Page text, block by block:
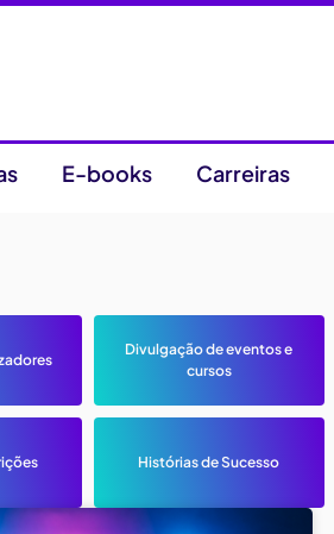
E-books Carreiras
Divulgação de eventos e
cursos
Histórias de Sucesso